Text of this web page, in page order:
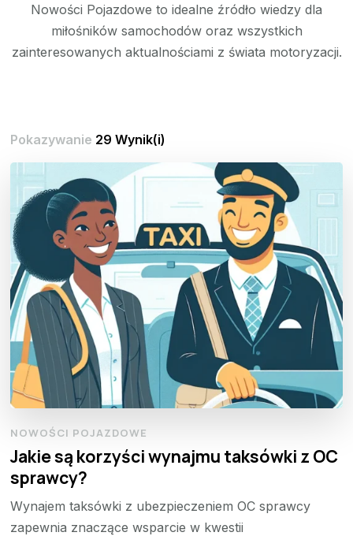
Nowości Pojazdowe to idealne źródło wiedzy dla
miłośników samochodów oraz wszystkich
zainteresowanych aktualnościami z świata motoryzacji.
Pokazywanie 29 Wynik(i)
NOWOŚCI POJAZDOWE
Jakie są korzyści wynajmu taksówki z OC
sprawcy?
Wynajem taksówki z ubezpieczeniem OC sprawcy
zapewnia znaczące wsparcie w kwestii